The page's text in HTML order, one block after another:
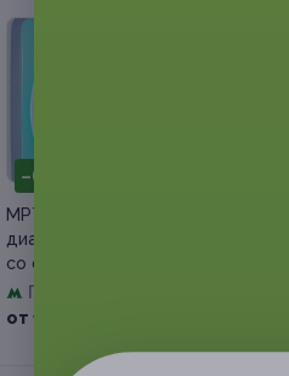
–64%
МРТ в «Европейском
диагностическом центре»
со скидкой
Павелецкая
от 1 980 руб.